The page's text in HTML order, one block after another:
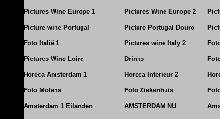
Pictures Wine Europe 1 Pictures Wine Europe 2
Picture wine Portugal Picture Portugal Douro
Foto Italië 1 Pictures wine Italy 2
Pictures Wine Loire Drinks
Horeca Amsterdam 1 Horeca Interieur 2
Foto Molens Foto Ziekenhuis
Amsterdam 1 Eilanden AMSTERDAM NU